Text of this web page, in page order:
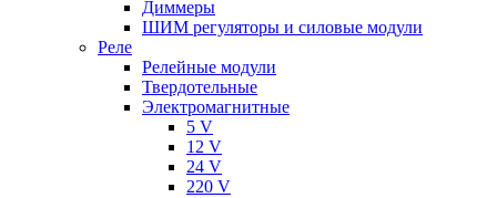
Диммеры
ШИМ регуляторы и силовые модули
Реле
Релейные модули
Твердотельные
Электромагнитные
5 V
12 V
24 V
220 V